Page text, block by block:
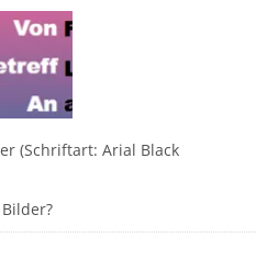
(Schriftart: Arial Black